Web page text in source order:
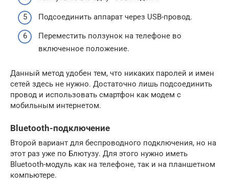
Подсоединить аппарат через USB-провод.
Переместить ползунок на телефоне во
включенное положение.
Данный метод удобен тем, что никаких паролей и имен
сетей здесь не нужно. Достаточно лишь подсоединить
провод и использовать смартфон как модем с
мобильным интернетом.
Bluetooth-подключение
Второй вариант для беспроводного подключения, но на
этот раз уже по Блютузу. Для этого нужно иметь
Bluetooth-модуль как на телефоне, так и на планшетном
компьютере.